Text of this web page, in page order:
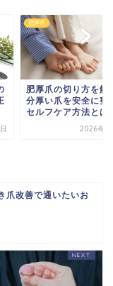
肥厚爪
肥厚爪の切り方を解
分厚い爪を安全に整
セルフケア方法とは
2026年5
爪改善で通いたいお